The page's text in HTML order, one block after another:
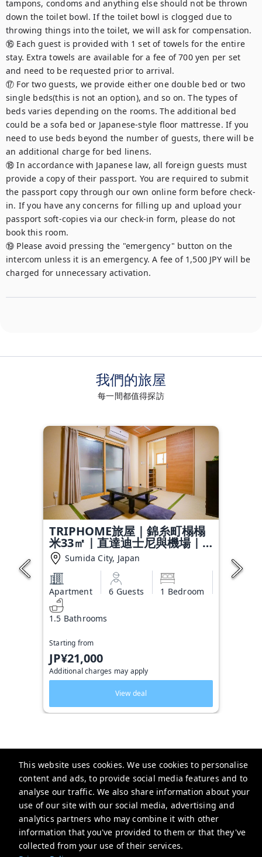
This website uses cookies. We use cookies to personalise
content and ads, to provide social media features and to
analyse our traffic. We also share information about your
use of our site with our social media, advertising and
analytics partners who may combine it with other
information that you've provided to them or that they've
collected from your use of their services.
tampons, condoms and anything else should not be thrown
down the toilet bowl. If the toilet bowl is clogged due to
throwing things into the toilet, we will ask for compensation.
⑯ Each guest is provided with 1 set of towels for the entire
stay. Extra towels are available for a fee of 700 yen per set
and need to be requested prior to arrival.
⑰ For two guests, we provide either one double bed or two
single beds(this is not an option), and so on. The types of
beds varies depending on the rooms. The additional bed
could be a sofa bed or Japanese-style floor mattresse. If you
need to use beds beyond the number of guests, there will be
an additional charge for bed linens.
⑱ In accordance with Japanese law, all foreign guests must
provide a copy of their passport. You are required to submit
the passport copy through our own online form before check-
in. If you have any concerns for filling up and upload your
passport soft-copies via our check-in form, please do not
book this room.
⑲ Please avoid pressing the "emergency" button on the
intercom unless it is an emergency. A fee of 1,500 JPY will be
charged for unnecessary activation.
我們的旅屋
每一間都值得探訪
TRIPHOME旅屋｜錦糸町榻榻
米33㎡｜直達迪士尼與機場｜
一樓便利｜車站6分鐘
Sumida City, Japan
Apartment 6 Guests 1 Bedroom
1.5 Bathrooms
Starting from
JP¥21,000
Additional charges may apply
View deal
Triphome 旅屋
2-chōme-13-6 Ōkubo, Shinjuku City, Tokyo 169-0072日本
service@triphome.jp
+81 8025260247
Privacy Policy